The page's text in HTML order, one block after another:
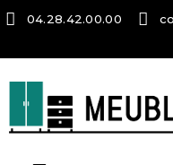
04.28.42.00.00